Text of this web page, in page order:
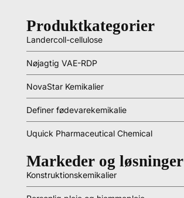
Produktkategorier
Landercoll-cellulose
Nøjagtig VAE-RDP
NovaStar Kemikalier
Definer fødevarekemikalie
Uquick Pharmaceutical Chemical
Markeder og løsninger
Konstruktionskemikalier